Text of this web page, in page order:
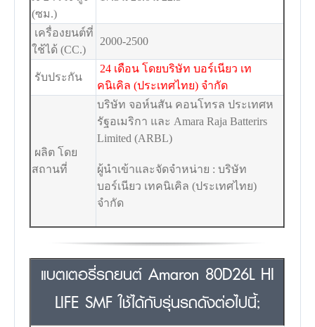
(ซม.)
เครื่องยนต์ที่
ใช้ได้ (CC.)
2000-2500
รับประกัน
24 เดือน โดยบริษัท บอร์เนียว เท
คนิเคิล (ประเทศไทย) จำกัด
ผลิต โดย
สถานที่
บริษัท จอห์นสัน คอนโทรล ประเทศห
รัฐอเมริกา และ Amara Raja Batterirs
Limited (ARBL)
ผู้นำเข้าและจัดจำหน่าย : บริษัท
บอร์เนียว เทคนิเคิล (ประเทศไทย)
จำกัด
แบตเตอรี่รถยนต์ Amaron 80D26L HI
LIFE SMF ใช้ได้กับรุ่นรถดังต่อไปนี้;